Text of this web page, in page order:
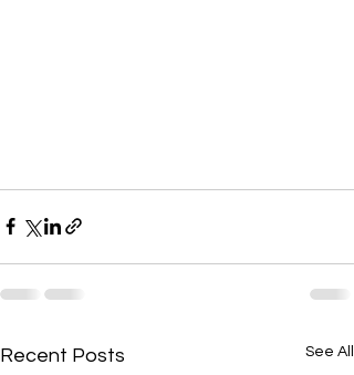
Recent Posts See All